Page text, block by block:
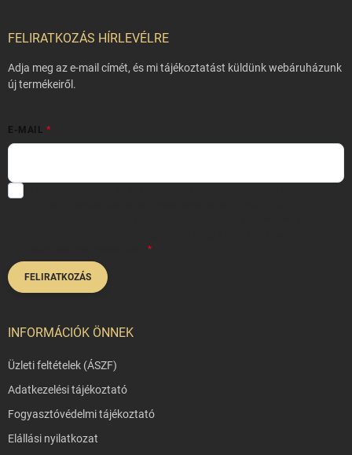
FELIRATKOZÁS HÍRLEVÉLRE
Adja meg az e-mail címét, és mi tájékoztatást küldünk webáruházunk
új termékeiről.
E-MAIL
FELIRATKOZÁS
INFORMÁCIÓK ÖNNEK
Üzleti feltételek (ÁSZF)
Adatkezelési tájékoztató
Fogyasztóvédelmi tájékoztató
Elállási nyilatkozat